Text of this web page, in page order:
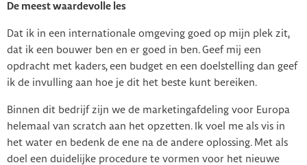
De meest waardevolle les
Dat ik in een internationale omgeving goed op mijn plek zit,
dat ik een bouwer ben en er goed in ben. Geef mij een
opdracht met kaders, een budget en een doelstelling dan geef
ik de invulling aan hoe je dit het beste kunt bereiken.
Binnen dit bedrijf zijn we de marketingafdeling voor Europa
helemaal van scratch aan het opzetten. Ik voel me als vis in
het water en bedenk de ene na de andere oplossing. Met als
doel een duidelijke procedure te vormen voor het nieuwe